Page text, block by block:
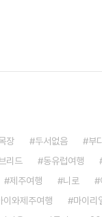
장 두서없음 부
리드 동유럽여행
제주여행 니로
와제주여행 마이리